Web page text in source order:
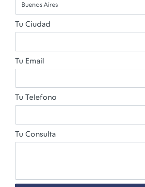
Buenos Aires
Tu Ciudad
Tu Email
Tu Telefono
Tu Consulta